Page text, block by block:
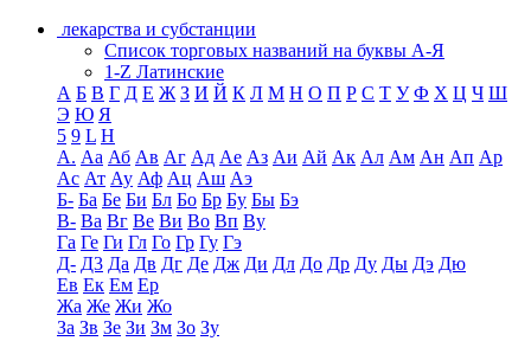
лекарства и субстанции
Список торговых названий на буквы А-Я
1-Z Латинские
А Б В Г Д Е Ж З И Й К Л М Н О П Р С Т У Ф Х Ц Ч Ш
Э Ю Я
5 9 L H
А. Аа Аб Ав Аг Ад Ае Аз Аи Ай Ак Ал Ам Ан Ап Ар
Ас Ат Ау Аф Ац Аш Аэ
Б- Ба Бе Би Бл Бо Бр Бу Бы Бэ
В- Ва Вг Ве Ви Во Вп Ву
Га Ге Ги Гл Го Гр Гу Гэ
Д- Д3 Да Дв Дг Де Дж Ди Дл До Др Ду Ды Дэ Дю
Ев Ек Ем Ер
Жа Же Жи Жо
За Зв Зе Зи Зм Зо Зу